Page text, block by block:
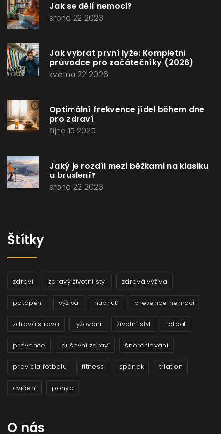
Jak se dělí nemoci?
srpna 22 2023
Jak vybrat první lyže: Kompletní
průvodce pro začátečníky (2026)
května 22 2026
Optimální frekvence jídel během dne
pro zdraví
října 15 2025
Jaký je rozdíl mezi běžkami na klasiku
a bruslení?
srpna 22 2023
Štítky
zdraví zdravý životní styl zdravá výživa
potápění výživa hubnutí prevence nemocí
zdravá strava lyžování životní styl fotbal
prevence duševní zdraví šnorchlování
pravidla fotbalu fitness spánek triatlon
cvičení pohyb
O nás